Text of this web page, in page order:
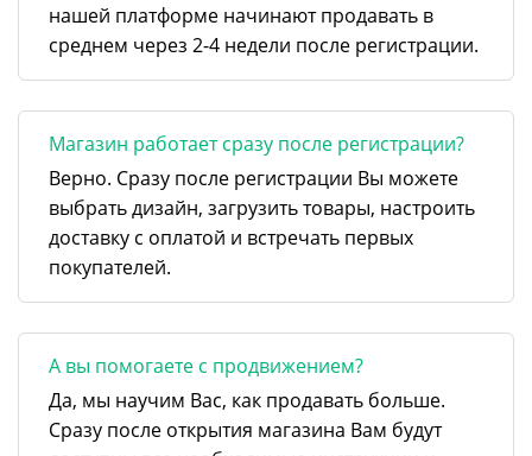
нашей платформе начинают продавать в
среднем через 2-4 недели после регистрации.
Магазин работает сразу после регистрации?
Верно. Сразу после регистрации Вы можете
выбрать дизайн, загрузить товары, настроить
доставку с оплатой и встречать первых
покупателей.
А вы помогаете с продвижением?
Да, мы научим Вас, как продавать больше.
Сразу после открытия магазина Вам будут